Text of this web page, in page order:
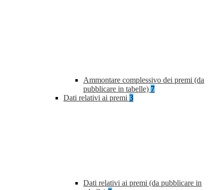
Ammontare complessivo dei premi (da
pubblicare in tabelle) 7
Dati relativi ai premi 3
Dati relativi ai premi (da pubblicare in